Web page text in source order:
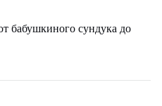
бабушкиного сундука до